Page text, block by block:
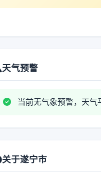
天气预警
当前无气象预警，天气
关于遂宁市